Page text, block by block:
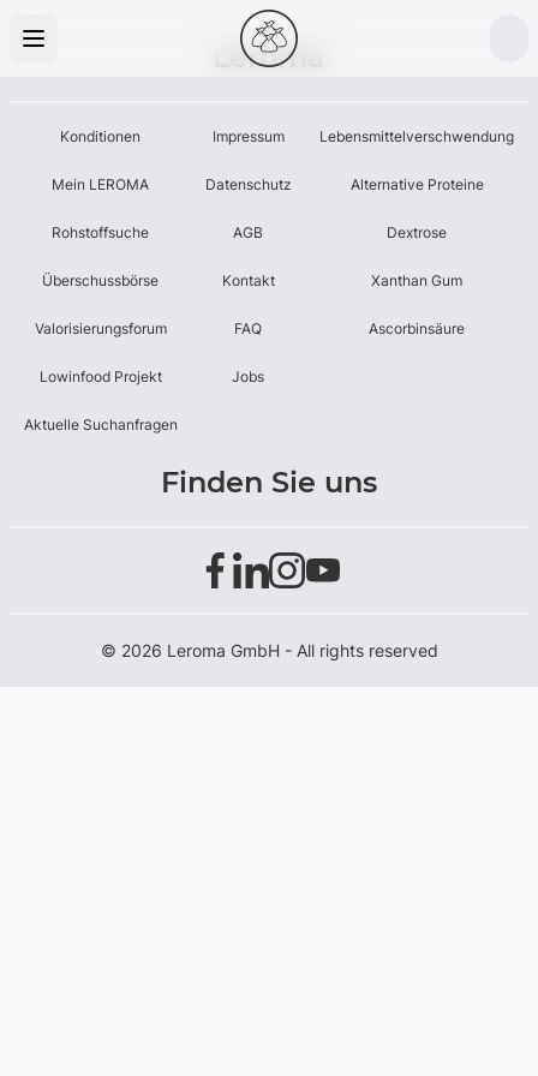
Leroma
Konditionen
Mein LEROMA
Rohstoffsuche
Überschussbörse
Valorisierungsforum
Lowinfood Projekt
Aktuelle Suchanfragen
Impressum
Datenschutz
AGB
Kontakt
FAQ
Jobs
Lebensmittelverschwendung
Alternative Proteine
Dextrose
Xanthan Gum
Ascorbinsäure
Finden Sie uns
© 2026 Leroma GmbH - All rights reserved